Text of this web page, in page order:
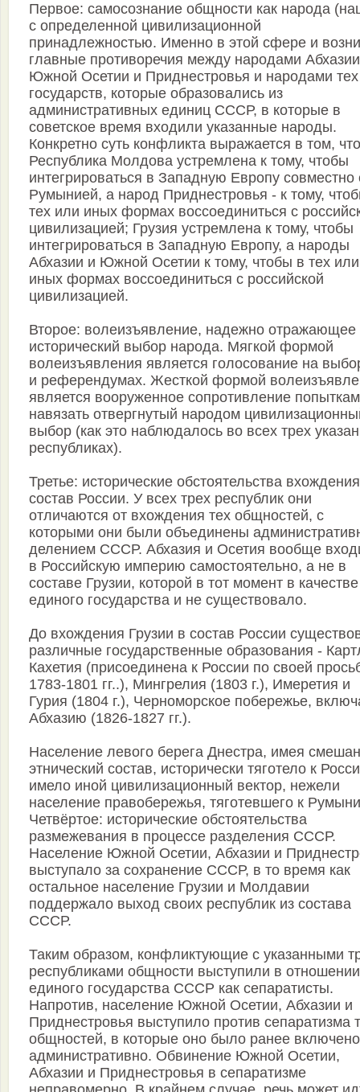
Первое: самосознание общности как народа
с определенной цивилизационной
принадлежностью. Именно в этой сфере и
главные противоречия между народами
Южной Осетии и Приднестровья и народами тех
государств, которые образовались из
административных единиц СССР, в которые в
советское время входили указанные народы.
Конкретно суть конфликта выражается в том, что
Республика Молдова устремлена к тому, чтобы
интегрироваться в Западную Европу совместно
Румынией, а народ Приднестровья - к тому,
тех или иных формах воссоединиться с
цивилизацией; Грузия устремлена к тому, чтобы
интегрироваться в Западную Европу, а народы
Абхазии и Южной Осетии к тому, чтобы в тех или
иных формах воссоединиться с российской
цивилизацией.
Второе: волеизъявление, надежно отражающее
исторический выбор народа. Мягкой формой
волеизъявления является голосование на
и референдумах. Жесткой формой
является вооруженное сопротивление попыткам
навязать отвергнутый народом
выбор (как это наблюдалось во всех трех
республиках).
Третье: исторические обстоятельства
состав России. У всех трех республик они
отличаются от вхождения тех общностей, с
которыми они были объединены
делением СССР. Абхазия и Осетия вообще
в Российскую империю самостоятельно, а не в
составе Грузии, которой в тот момент в качестве
единого государства и не существовало.
До вхождения Грузии в состав России
различные государственные образования -
Кахетия (присоединена к России по своей
1783-1801 гг..), Мингрелия (1803 г.), Имеретия и
Гурия (1804 г.), Черноморское побережье,
Абхазию (1826-1827 гг.).
Население левого берега Днестра, имея
этнический состав, исторически тяготело к
имело иной цивилизационный вектор, нежели
население правобережья, тяготевшего к
Четвёртое: исторические обстоятельства
размежевания в процессе разделения СССР.
Население Южной Осетии, Абхазии и
выступало за сохранение СССР, в то время как
остальное население Грузии и Молдавии
поддержало выход своих республик из состава
СССР.
Таким образом, конфликтующие с указанными
республиками общности выступили в отношении
единого государства СССР как сепаратисты.
Напротив, население Южной Осетии, Абхазии и
Приднестровья выступило против сепаратизма
общностей, в которые оно было ранее включено
административно. Обвинение Южной Осетии,
Абхазии и Приднестровья в сепаратизме